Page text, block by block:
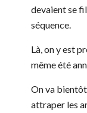
devaient se
séquence.
Là, on y est
même été
On va
attraper les